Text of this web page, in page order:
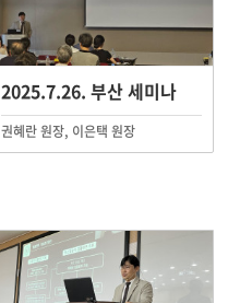
2025.7.26. 부산 세미나
권혜란 원장, 이은택 원장